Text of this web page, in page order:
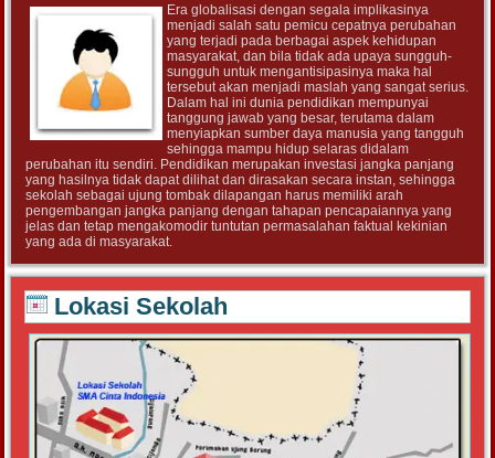
Era globalisasi dengan segala implikasinya
menjadi salah satu pemicu cepatnya perubahan
yang terjadi pada berbagai aspek kehidupan
masyarakat, dan bila tidak ada upaya sungguh-
sungguh untuk mengantisipasinya maka hal
tersebut akan menjadi maslah yang sangat serius.
Dalam hal ini dunia pendidikan mempunyai
tanggung jawab yang besar, terutama dalam
menyiapkan sumber daya manusia yang tangguh
sehingga mampu hidup selaras didalam
perubahan itu sendiri. Pendidikan merupakan investasi jangka panjang
yang hasilnya tidak dapat dilihat dan dirasakan secara instan, sehingga
sekolah sebagai ujung tombak dilapangan harus memiliki arah
pengembangan jangka panjang dengan tahapan pencapaiannya yang
jelas dan tetap mengakomodir tuntutan permasalahan faktual kekinian
yang ada di masyarakat.
Lokasi Sekolah